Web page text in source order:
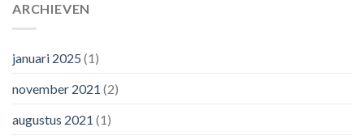
ARCHIEVEN
januari 2025 (1)
november 2021 (2)
augustus 2021 (1)